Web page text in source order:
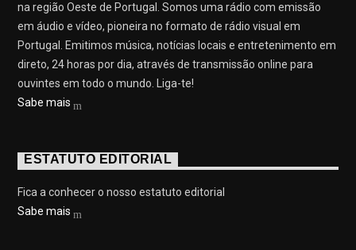
na região Oeste de Portugal. Somos uma rádio com emissão
em áudio e vídeo, pioneira no formato de rádio visual em
Portugal. Emitimos música, notícias locais e entretenimento em
direto, 24 horas por dia, através de transmissão online para
ouvintes em todo o mundo. Liga-te!
Sabe mais
ESTATUTO EDITORIAL
Fica a conhecer o nosso estatuto editorial
Sabe mais